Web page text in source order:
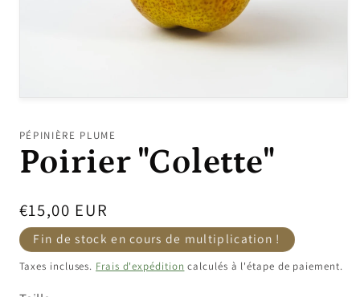
Ouvrir
1
dans
une
fenêtre
PÉPINIÈRE PLUME
Poirier "Colette"
Prix
promotionnel
€15,00 EUR
Fin de stock en cours de multiplication !
Taxes incluses. Frais d'expédition calculés à l'étape de paiement.